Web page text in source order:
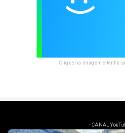
Clique na imagem e tenha
- CANAL